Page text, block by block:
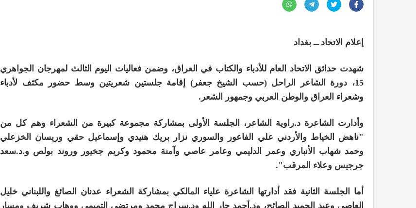
إعلام الاتحاد ــ بغداد
شهدت حدائق الاتحاد العام للأدباء والكتاب في العراق، وضمن فعاليات اليوم الثالث لمهرجان الجواهري
15، دورة الشاعر الراحل (حسب الشيخ جعفر) إقامة جلستين شعريتين وسط حضور مكثف لأدباء
وشعراء العراق والوطن العربي وجمهور الشعر.
وأدارت الشاعرة د.راوية الشاعر، الجلسة الأولى بمشاركة مجموعة كبيرة من الشعراء وهم كل من
"ناهض الخياط والأردني علي الفاعور والسوري نزار بريك هنيدي وإسماعيل حقي وريسان الخزعلي
وحمد شهاب الأنباري وعمر الدليمي وعامر عاصي ‏وآمنة محمود وكريم جخيور وروند بولص و.د.سعد
جرجيس وعلاء المرقب".
أما الجلسة الثانية فقد أدارتها الشاعرة علياء المالكي بمشاركة الشعراء عدنان الصائغ واللبناني خليل
العاصي وعبد الحميد الصائح، ود.أحمد جار الله ود.سراج محمد ومرتضى التميمي ووهاب شريف ومسار